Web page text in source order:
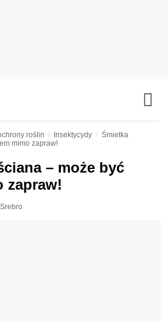
roślin Insektycydy
Śmietka
mimo zapraw!
– może być
zapraw!